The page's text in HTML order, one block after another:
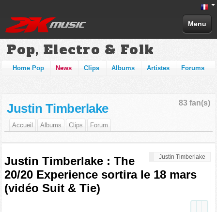
Menu
Pop, Electro & Folk
Home Pop News Clips Albums Artistes Forums
83 fan(s)
Justin Timberlake
Accueil Albums Clips Forum
Justin Timberlake
Justin Timberlake : The
20/20 Experience sortira le 18 mars
(vidéo Suit & Tie)